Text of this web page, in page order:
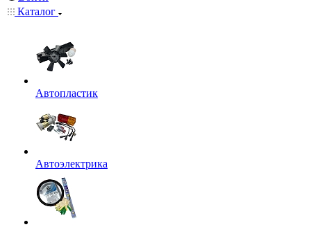
Каталог
Автопластик
Автоэлектрика